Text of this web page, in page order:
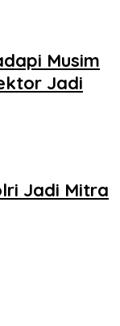
Musim
Jadi
Jadi Mitra